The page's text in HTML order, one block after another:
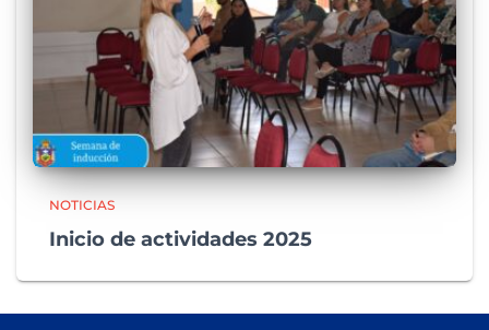
NOTICIAS
Inicio de actividades 2025